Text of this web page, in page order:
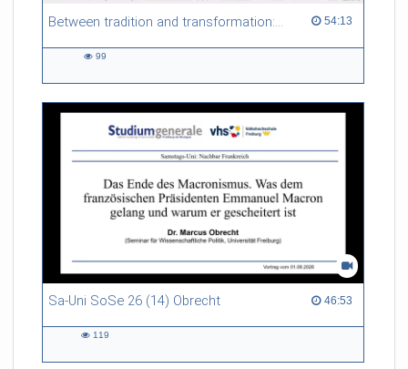
Between tradition and transformation: how owners, advisers and institutions co-create knowledge for resilient forests in Europe 54:13
54:13 duration
99
Sa-Uni SoSe 26 (14) Obrecht 46:53
46:53 duration
119